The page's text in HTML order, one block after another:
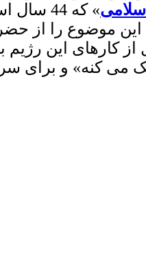
» که 44
این موضوع را از
کارهای این رژیم
می کنه» و